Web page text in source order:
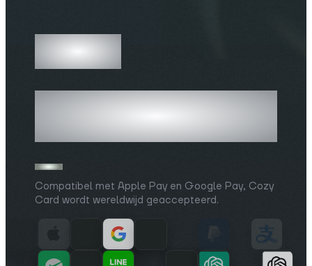
10K+
Winkeliers die
ondersteunen
Compatibel met Apple Pay en Google Pay, Cozy
Card wordt wereldwijd geaccepteerd.